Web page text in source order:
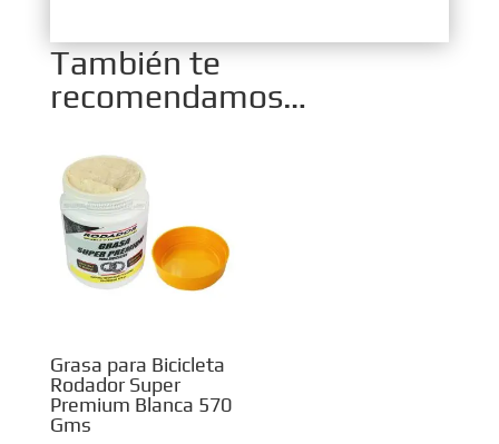
También te
recomendamos…
Grasa para Bicicleta
Rodador Super
Premium Blanca 570
Gms